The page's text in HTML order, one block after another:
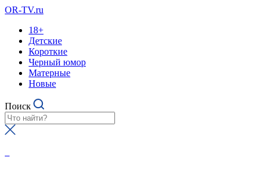
OR-TV.ru
18+
Детские
Короткие
Черный юмор
Матерные
Новые
Поиск